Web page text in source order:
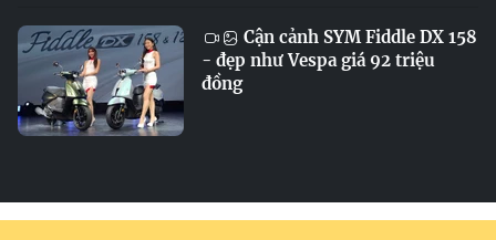
Cận cảnh SYM Fiddle DX 158
- đẹp như Vespa giá 92 triệu
đồng